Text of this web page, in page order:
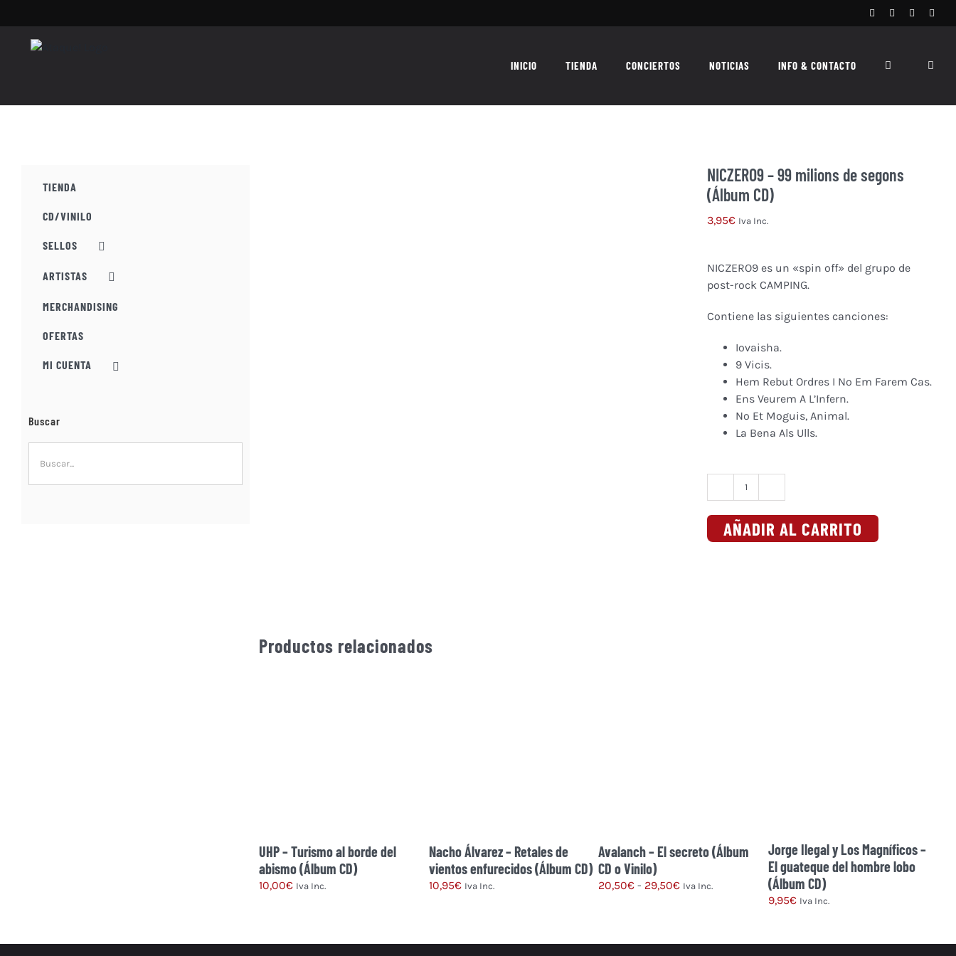
al
contenido
FacebookInstagram
INICIO TIENDA CONCIERTOS NOTICIAS INFO & CONTACTO
NICZERO9 – 99 milions de segons
(Álbum CD)
3,95€ Iva Inc.
NICZERO9 es un «spin off» del grupo de
post-rock CAMPING.
Contiene las siguientes canciones:
Iovaisha.
9 Vicis.
Hem Rebut Ordres I No Em Farem Cas.
Ens Veurem A L’Infern.
No Et Moguis, Animal.
La Bena Als Ulls.
NICZERO9
99
milions
AÑADIR AL CARRITO
Productos relacionados
UHP – Turismo al borde del
abismo (Álbum CD)
10,00€ Iva Inc.
Nacho Álvarez – Retales de
vientos enfurecidos (Álbum CD)
10,95€ Iva Inc.
Avalanch – El secreto (Álbum
CD o Vinilo)
20,50€ - 29,50€Rango
Iva Inc.
tiene
Jorge Ilegal y Los Magníficos –
El guateque del hombre lobo
(Álbum CD)
9,95€ Iva Inc.
TIENDA
CD/VINILO
SELLOS
ARTISTAS
MERCHANDISING
OFERTAS
MI CUENTA
Buscar